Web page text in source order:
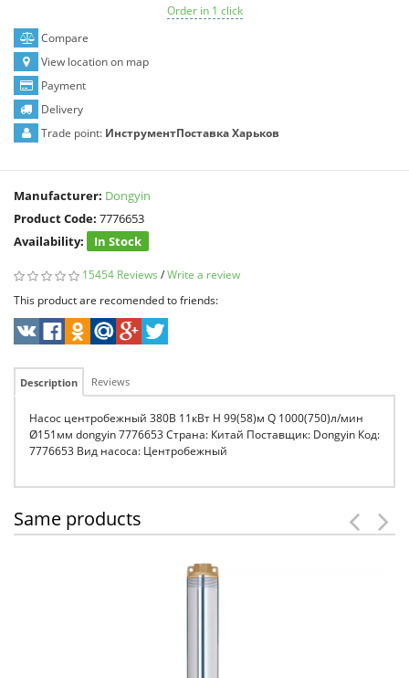
Order in 1 click
Compare
View location on map
Payment
Delivery
Trade point: ИнструментПоставка Харьков
Manufacturer: Dongyin
Product Code: 7776653
Availability:
In Stock
15454 Reviews /Write a review
This product are recomended to friends:
Description Reviews
Насос центробежный 380В 11кВт H 99(58)м Q 1000(750)л/мин
Ø151мм dongyin 7776653 Страна: Китай Поставщик: Dongyin Код:
7776653 Вид насоса: Центробежный
Same products